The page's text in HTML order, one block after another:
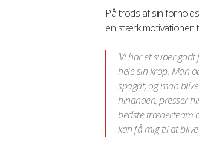
På trods af sin
en stærk motivationen
’Vi har et super
hele sin krop. Man
spagat, og man
hinanden, presser
bedste trænerteam
kan få mig til at